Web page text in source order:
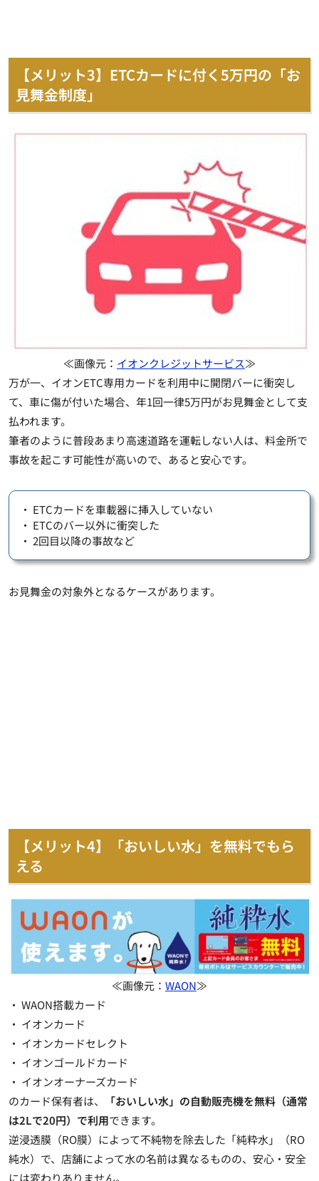
【メリット3】ETCカードに付く5万円の「お
見舞金制度」
≪画像元： イオンクレジットサービス≫
万が一、 イオンETC専用カードを利用中に開閉バーに衝突し
て、車に傷が付いた場合、年1回一律5万円がお見舞金として支
払われます。
筆者のように普段あまり高速道路を運転しない人は、料金所で
事故を起こす可能性が高いので、あると安心です。
・ ETCカードを車載器に挿入していない
・ ETCのバー以外に衝突した
・ 2回目以降の事故など
お見舞金の対象外となるケースがあります。
【メリット4】「おいしい水」を無料でもら
える
≪画像元： WAON≫
・ WAON搭載カード
・ イオンカード
・ イオンカードセレクト
・ イオンゴールドカード
・ イオンオーナーズカード
のカード保有者は、
「おいしい水」の自動販売機を無料（通常
は2Lで20円）で利用できます。
逆浸透膜（RO膜）によって不純物を除去した「純粋水」（RO
純水）で、店舗によって水の名前は異なるものの、安心・安全
には変わりありません。